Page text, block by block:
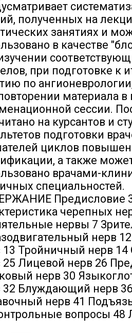
полученных на
занятиях и
в качестве
при подготовке к
по
материала в
сессии.
на курсантов и
подготовки
циклов
а также
врачами-
специальностей.
Предисловие
черепных
нервы 7
нерв
13 Тройничный нерв
25 Лицевой нерв 26
нерв 30
32 Блуждающий нерв
нерв 41
вопросы 48